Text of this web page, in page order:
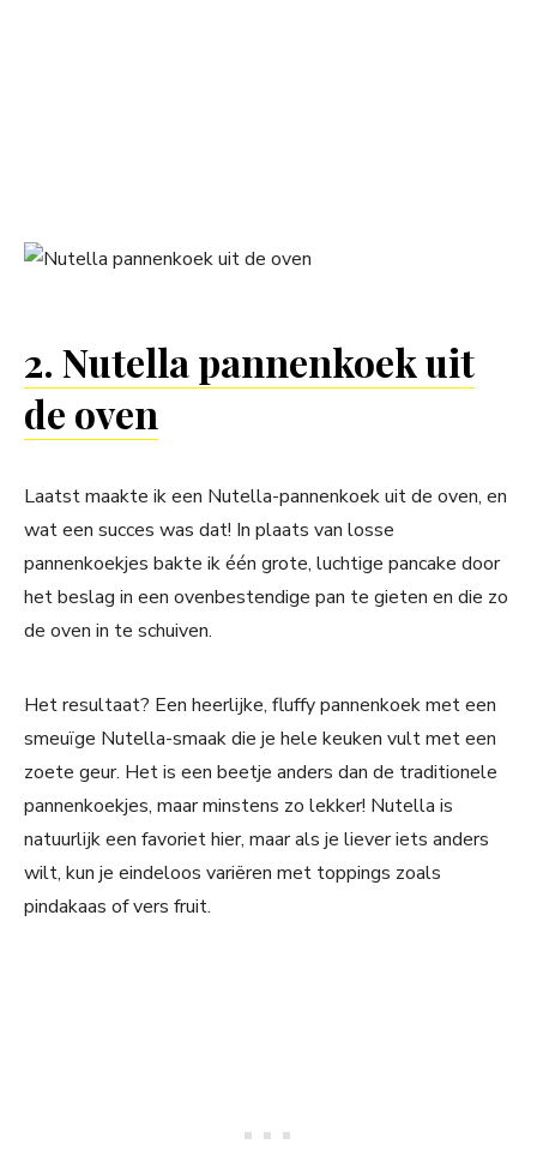
2. Nutella pannenkoek uit
de oven
Laatst maakte ik een Nutella-pannenkoek uit de oven, en
wat een succes was dat! In plaats van losse
pannenkoekjes bakte ik één grote, luchtige pancake door
het beslag in een ovenbestendige pan te gieten en die zo
de oven in te schuiven.
Het resultaat? Een heerlijke, fluffy pannenkoek met een
smeuïge Nutella-smaak die je hele keuken vult met een
zoete geur. Het is een beetje anders dan de traditionele
pannenkoekjes, maar minstens zo lekker! Nutella is
natuurlijk een favoriet hier, maar als je liever iets anders
wilt, kun je eindeloos variëren met toppings zoals
pindakaas of vers fruit.